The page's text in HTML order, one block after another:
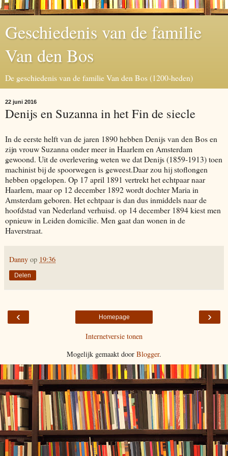
Geschiedenis van de familie
Van den Bos
De geschiedenis van de familie Van den Bos (1200-heden)
22 juni 2016
Denijs en Suzanna in het Fin de siecle
In de eerste helft van de jaren 1890 hebben Denijs van den Bos en
zijn vrouw Suzanna onder meer in Haarlem en Amsterdam
gewoond. Uit de overlevering weten we dat Denijs (1859-1913) toen
machinist bij de spoorwegen is geweest.Daar zou hij stoflongen
hebben opgelopen. Op 17 april 1891 vertrekt het echtpaar naar
Haarlem, maar op 12 december 1892 wordt dochter Maria in
Amsterdam geboren. Het echtpaar is dan dus inmiddels naar de
hoofdstad van Nederland verhuisd. op 14 december 1894 kiest men
opnieuw in Leiden domicilie. Men gaat dan wonen in de
Haverstraat.
Danny op 19:36
Delen
‹ ›
Homepage
Internetversie tonen
Mogelijk gemaakt door Blogger.